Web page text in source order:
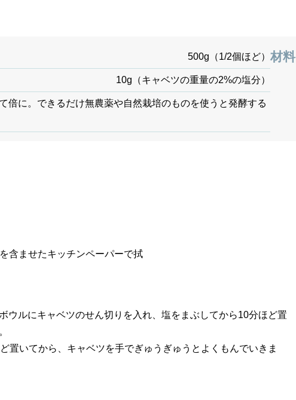
材料
500g（1/2個ほど）
10g（キャベツの重量の2%の塩分）
倍に。できるだけ無農薬や自然栽培のものを使うと発酵する
含ませたキッチンペーパーで拭
ウルにキャベツのせん切りを入れ、塩をまぶしてから10分ほど置
置いてから、キャベツを手でぎゅうぎゅうとよくもんでいきま